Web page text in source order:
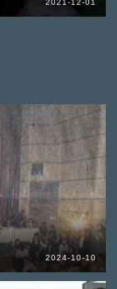
2024-10-10